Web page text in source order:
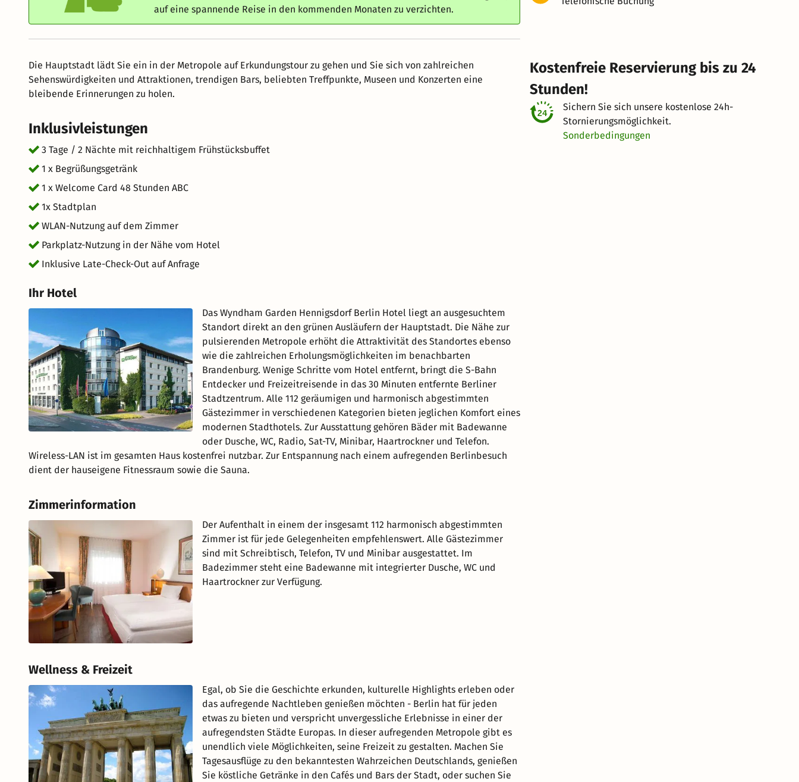
auf eine spannende Reise in den kommenden Monaten zu verzichten.
Die Hauptstadt lädt Sie ein in der Metropole auf Erkundungstour zu gehen und Sie sich von zahlreichen
Sehenswürdigkeiten und Attraktionen, trendigen Bars, beliebten Treffpunkte, Museen und Konzerten eine
bleibende Erinnerungen zu holen.
Inklusivleistungen
3 Tage / 2 Nächte mit reichhaltigem Frühstücksbuffet
1 x Begrüßungsgetränk
1 x Welcome Card 48 Stunden ABC
1x Stadtplan
WLAN-Nutzung auf dem Zimmer
Parkplatz-Nutzung in der Nähe vom Hotel
Inklusive Late-Check-Out auf Anfrage
Ihr Hotel
Das Wyndham Garden Hennigsdorf Berlin Hotel liegt an ausgesuchtem
Standort direkt an den grünen Ausläufern der Hauptstadt. Die Nähe zur
pulsierenden Metropole erhöht die Attraktivität des Standortes ebenso
wie die zahlreichen Erholungsmöglichkeiten im benachbarten
Brandenburg. Wenige Schritte vom Hotel entfernt, bringt die S-Bahn
Entdecker und Freizeitreisende in das 30 Minuten entfernte Berliner
Stadtzentrum. Alle 112 geräumigen und harmonisch abgestimmten
Gästezimmer in verschiedenen Kategorien bieten jeglichen Komfort eines
modernen Stadthotels. Zur Ausstattung gehören Bäder mit Badewanne
oder Dusche, WC, Radio, Sat-TV, Minibar, Haartrockner und Telefon.
Wireless-LAN ist im gesamten Haus kostenfrei nutzbar. Zur Entspannung nach einem aufregenden Berlinbesuch
dient der hauseigene Fitnessraum sowie die Sauna.
Zimmerinformation
Der Aufenthalt in einem der insgesamt 112 harmonisch abgestimmten
Zimmer ist für jede Gelegenheiten empfehlenswert. Alle Gästezimmer
sind mit Schreibtisch, Telefon, TV und Minibar ausgestattet. Im
Badezimmer steht eine Badewanne mit integrierter Dusche, WC und
Haartrockner zur Verfügung.
Wellness & Freizeit
Egal, ob Sie die Geschichte erkunden, kulturelle Highlights erleben oder
das aufregende Nachtleben genießen möchten - Berlin hat für jeden
etwas zu bieten und verspricht unvergessliche Erlebnisse in einer der
aufregendsten Städte Europas. In dieser aufregenden Metropole gibt es
unendlich viele Möglichkeiten, seine Freizeit zu gestalten. Machen Sie
Tagesausflüge zu den bekanntesten Wahrzeichen Deutschlands, genießen
Sie köstliche Getränke in den Cafés und Bars der Stadt, oder suchen Sie
Kostenfreie Reservierung bis zu 24
Stunden!
Sichern Sie sich unsere kostenlose 24h-
Stornierungsmöglichkeit.
Sonderbedingungen